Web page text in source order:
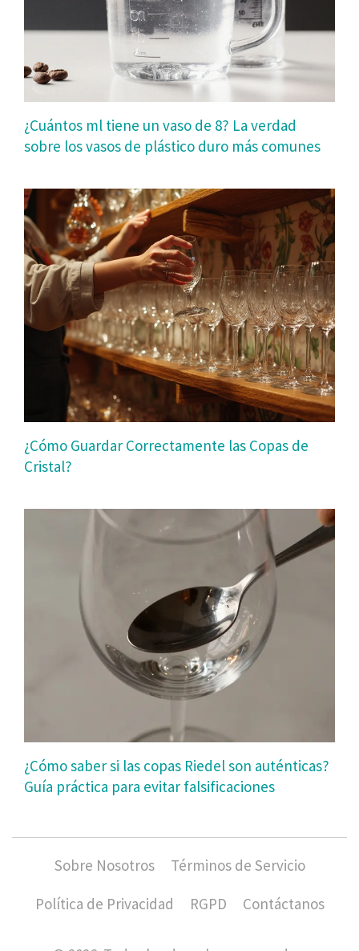
¿Cuántos ml tiene un vaso de 8? La verdad
sobre los vasos de plástico duro más comunes
¿Cómo Guardar Correctamente las Copas de
Cristal?
¿Cómo saber si las copas Riedel son auténticas?
Guía práctica para evitar falsificaciones
Sobre Nosotros
Términos de Servicio
Política de Privacidad
RGPD Contáctanos